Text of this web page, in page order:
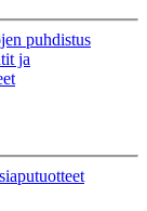
puhdistus
ja